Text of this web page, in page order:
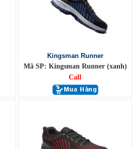
Kingsman Runner
Mã SP: Kingsman Runner (xanh)
Call